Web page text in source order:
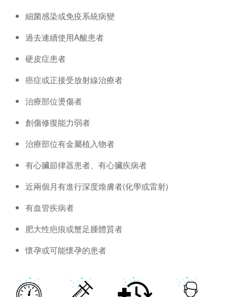
細菌感染或免疫系統病變
過去連續使用A酸患者
硬皮症患者
癌症或正接受放射線治療者
治療部位燙傷者
創傷修復能力弱者
治療部位有金屬植入物者
有心臟節律器患者、有心臟疾病者
近兩個月有進行深度煥膚者(化學或雷射)
有血管疾病者
肥大性疤痕或蟹足腫體質者
懷孕或可能懷孕的患者